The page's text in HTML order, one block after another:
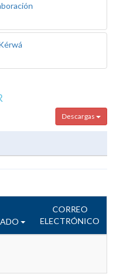
Descargas
CORREO
ELECTRÓNICO